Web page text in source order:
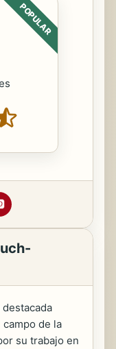
POPULAR
destacada
de la
su trabajo en